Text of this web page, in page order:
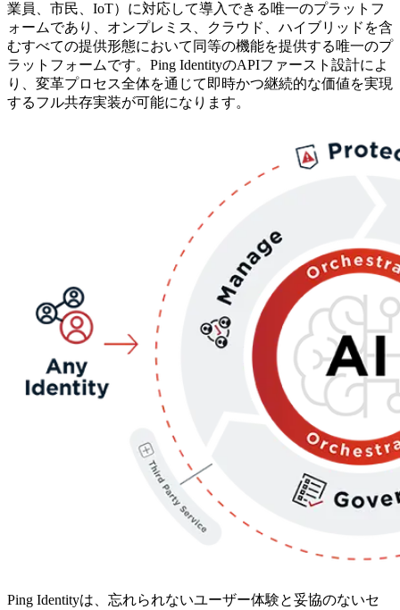
業員、市民、IoT）に対応して導入できる唯一のプラットフ
ォームであり、オンプレミス、クラウド、ハイブリッドを含
むすべての提供形態において同等の機能を提供する唯一のプ
ラットフォームです。Ping IdentityのAPIファースト設計によ
り、変革プロセス全体を通じて即時かつ継続的な価値を実現
するフル共存実装が可能になります。
Ping Identityは、忘れられないユーザー体験と妥協のないセ